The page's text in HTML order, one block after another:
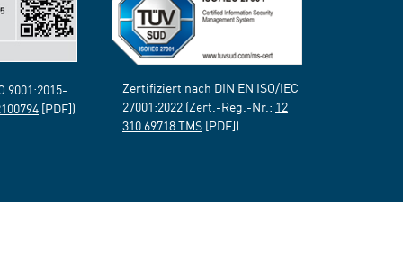
9001:2015-
[PDF])
Zertifiziert nach DIN EN ISO/IEC
27001:2022 (Zert.-Reg.-Nr.: 12
310 69718 TMS [PDF])